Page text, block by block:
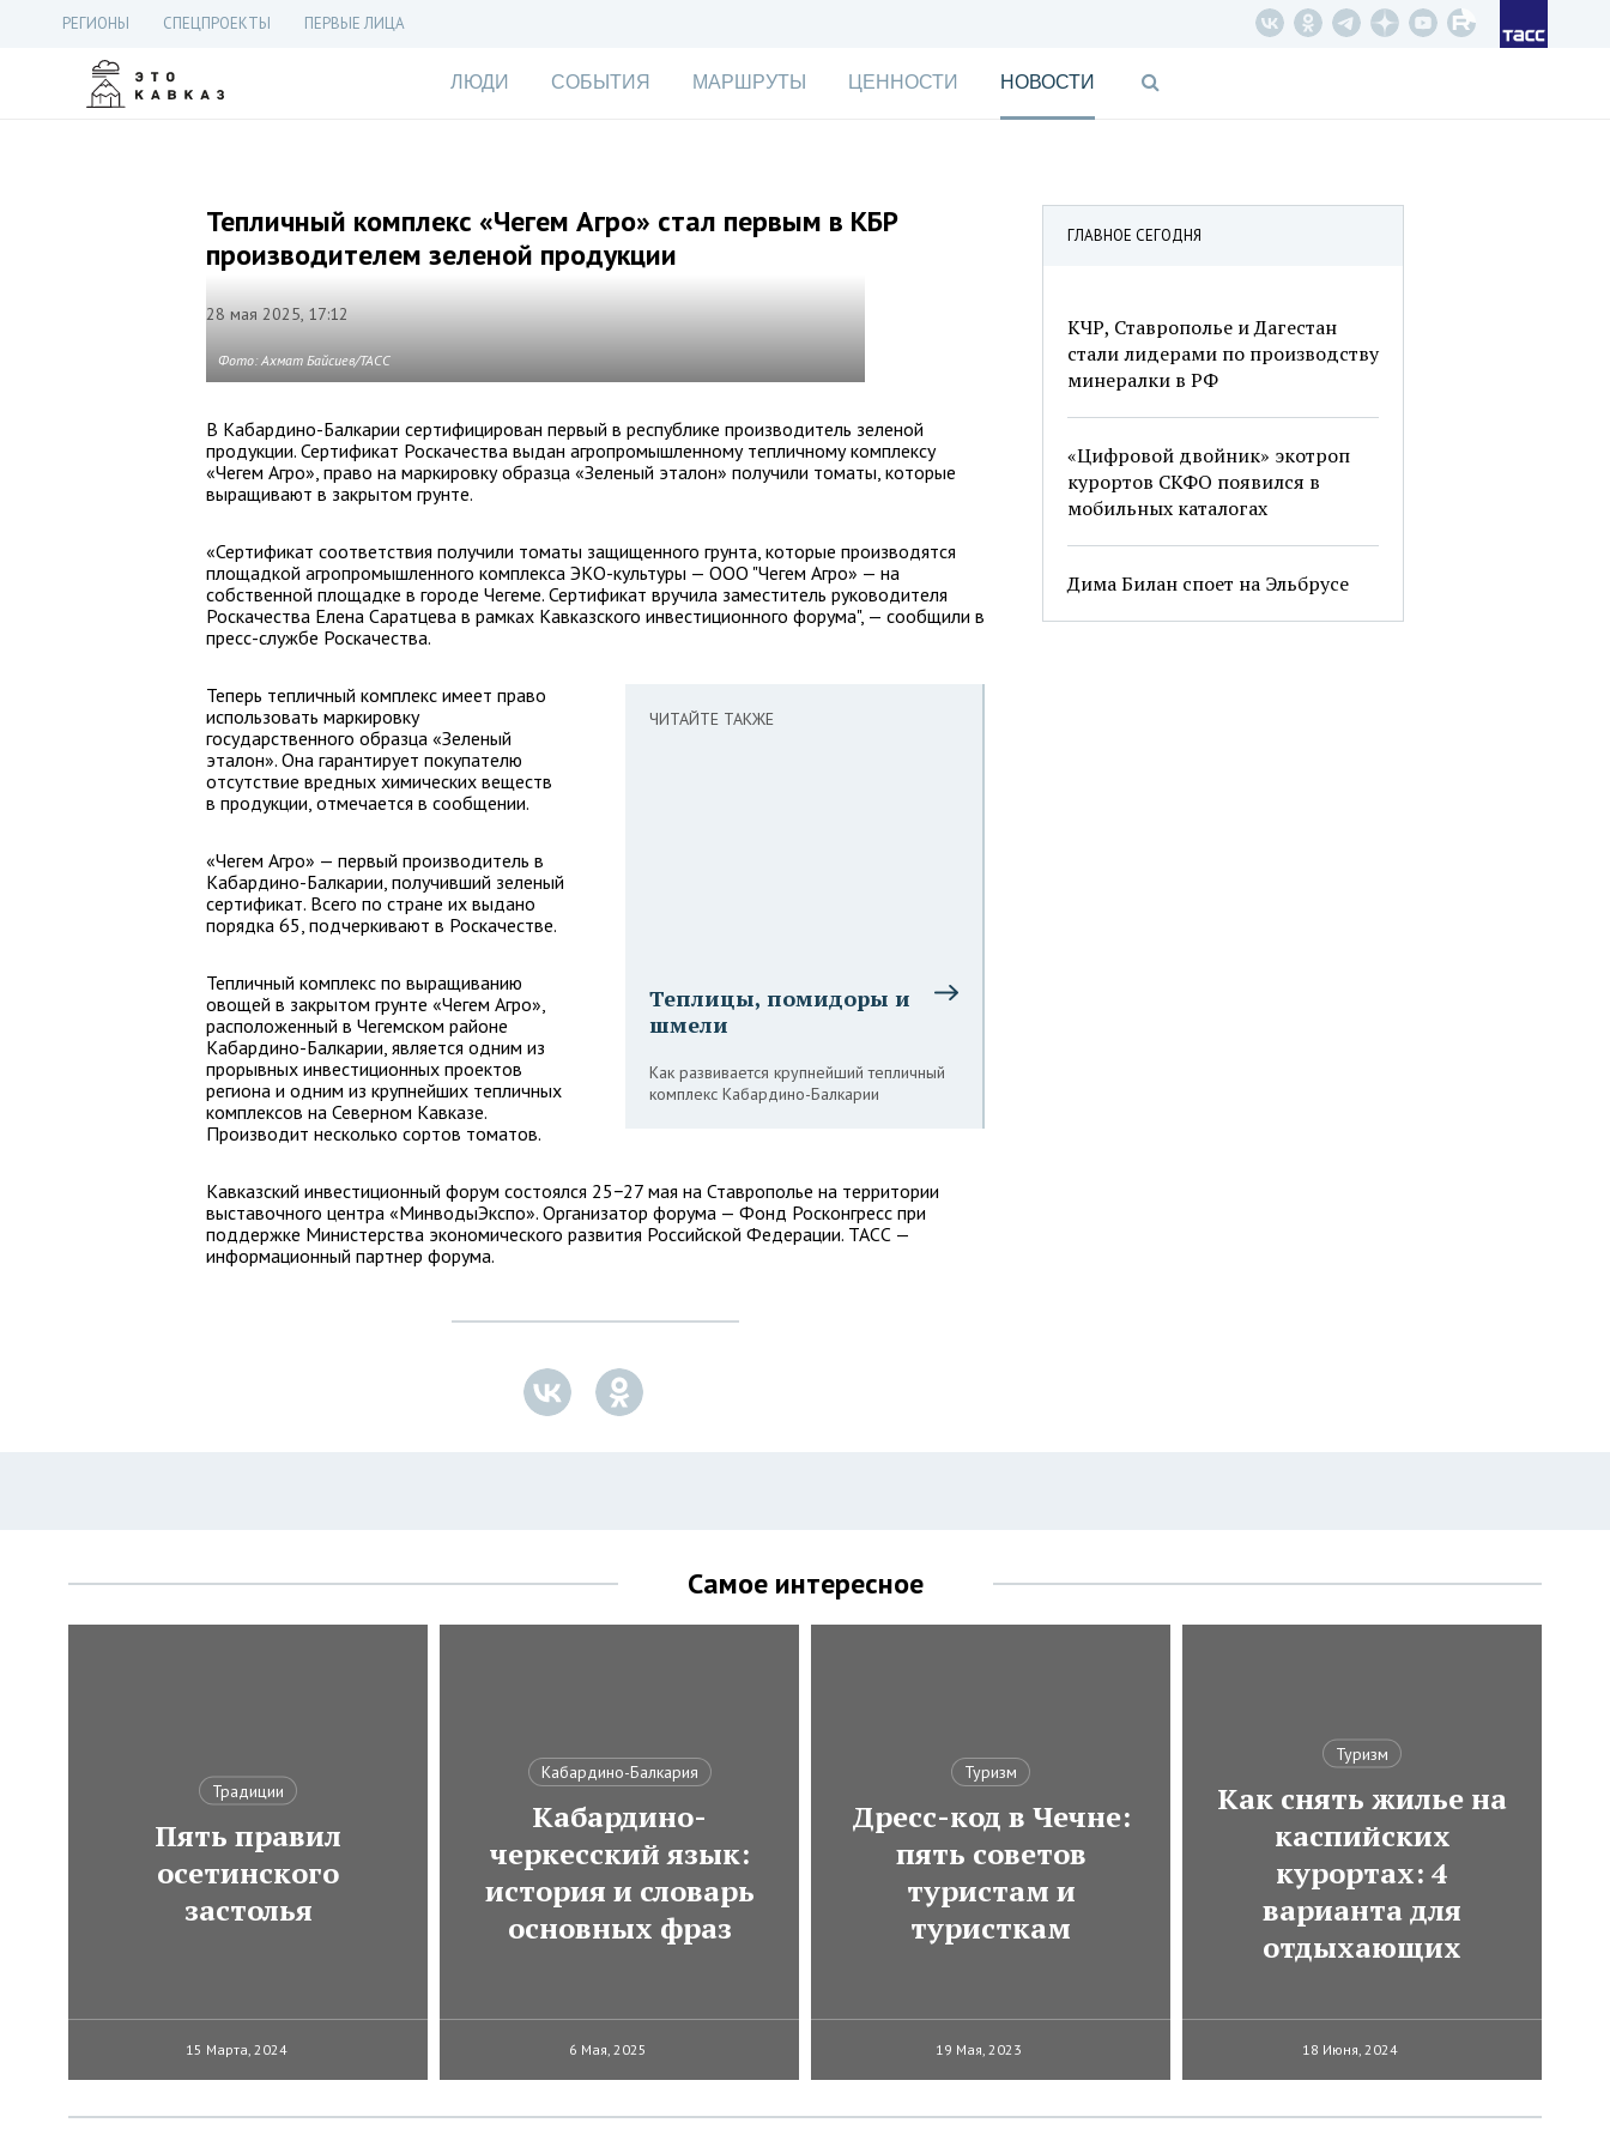
РЕГИОНЫ СПЕЦПРОЕКТЫ ПЕРВЫЕ ЛИЦА
ЛЮДИ СОБЫТИЯ МАРШРУТЫ ЦЕННОСТИ НОВОСТИ
ГЛАВНОЕ СЕГОДНЯ
КЧР, Ставрополье и Дагестан
стали лидерами по производству
минералки в РФ
«Цифровой двойник» экотроп
курортов СКФО появился в
мобильных каталогах
Дима Билан споет на Эльбрусе
Тепличный комплекс «Чегем Агро» стал первым в КБР
производителем зеленой продукции
28 мая 2025, 17:12
Фото: Ахмат Байсиев/ТАСС
В Кабардино-Балкарии сертифицирован первый в республике производитель зеленой
продукции. Сертификат Роскачества выдан агропромышленному тепличному комплексу
«Чегем Агро», право на маркировку образца «Зеленый эталон» получили томаты, которые
выращивают в закрытом грунте.
«Сертификат соответствия получили томаты защищенного грунта, которые производятся
площадкой агропромышленного комплекса ЭКО-культуры — ООО "Чегем Агро» — на
собственной площадке в городе Чегеме. Сертификат вручила заместитель руководителя
Роскачества Елена Саратцева в рамках Кавказского инвестиционного форума", — сообщили в
пресс-службе Роскачества.
ЧИТАЙТЕ ТАКЖЕ
Теплицы, помидоры и
шмели
Как развивается крупнейший тепличный
комплекс Кабардино-Балкарии
Теперь тепличный комплекс имеет право
использовать маркировку
государственного образца «Зеленый
эталон». Она гарантирует покупателю
отсутствие вредных химических веществ
в продукции, отмечается в сообщении.
«Чегем Агро» — первый производитель в
Кабардино-Балкарии, получивший зеленый
сертификат. Всего по стране их выдано
порядка 65, подчеркивают в Роскачестве.
Тепличный комплекс по выращиванию
овощей в закрытом грунте «Чегем Агро»,
расположенный в Чегемском районе
Кабардино-Балкарии, является одним из
прорывных инвестиционных проектов
региона и одним из крупнейших тепличных
комплексов на Северном Кавказе.
Производит несколько сортов томатов.
Кавказский инвестиционный форум состоялся 25−27 мая на Ставрополье на территории
выставочного центра «МинводыЭкспо». Организатор форума — Фонд Росконгресс при
поддержке Министерства экономического развития Российской Федерации. ТАСС —
информационный партнер форума.
Самое интересное
Традиции
Пять правил
осетинского
застолья
15 Марта, 2024
Кабардино-Балкария
Кабардино-
черкесский язык:
история и словарь
основных фраз
6 Мая, 2025
Туризм
Дресс-код в Чечне:
пять советов
туристам и
туристкам
19 Мая, 2023
Туризм
Как снять жилье на
каспийских
курортах: 4
варианта для
отдыхающих
18 Июня, 2024